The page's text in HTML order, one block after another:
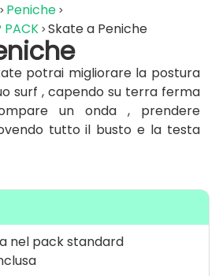
Peniche
PACK Skate a Peniche
potrai migliorare la postura
surf , capendo su terra ferma
un onda , prendere
tutto il busto e la testa
nel pack standard